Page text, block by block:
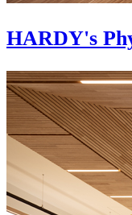
HARDY's